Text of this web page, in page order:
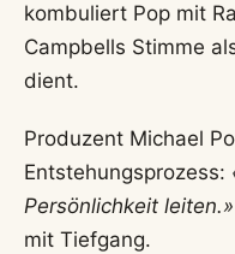
kombuliert Pop mit
Campbells Stimme
dient.
Produzent Michael
Entstehungsprozess:
Persönlichkeit leiten.»
mit Tiefgang.